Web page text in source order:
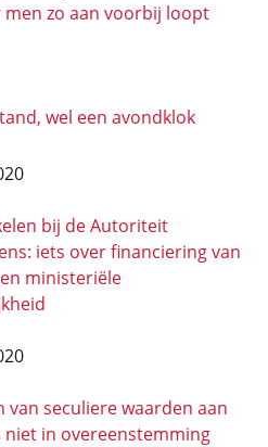
men zo aan voorbij loopt
wel een avondklok
bij de Autoriteit
iets over financiering van
ministeriële
van seculiere waarden aan
in overeenstemming